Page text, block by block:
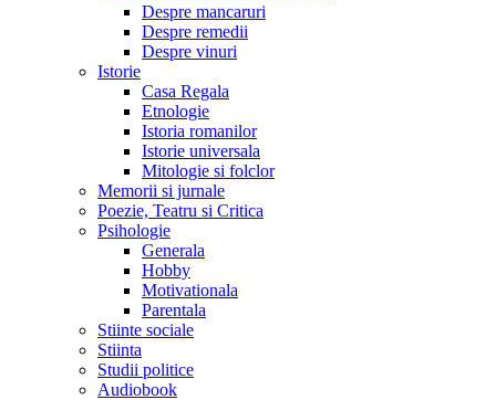
Despre mancaruri
Despre remedii
Despre vinuri
Istorie
Casa Regala
Etnologie
Istoria romanilor
Istorie universala
Mitologie si folclor
Memorii si jurnale
Poezie, Teatru si Critica
Psihologie
Generala
Hobby
Motivationala
Parentala
Stiinte sociale
Stiinta
Studii politice
Audiobook